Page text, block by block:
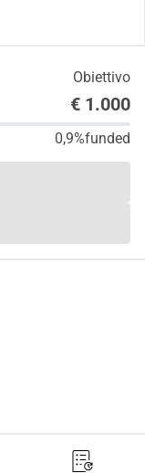
Obiettivo
€ 1.000
0,9%funded